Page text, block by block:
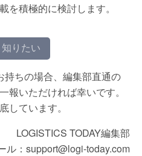
を積極的に検討します。
知りたい
ちの場合、編集部直通の
報いただければ幸いです。
しています。
LOGISTICS TODAY編集部
ル：support@logi-today.com